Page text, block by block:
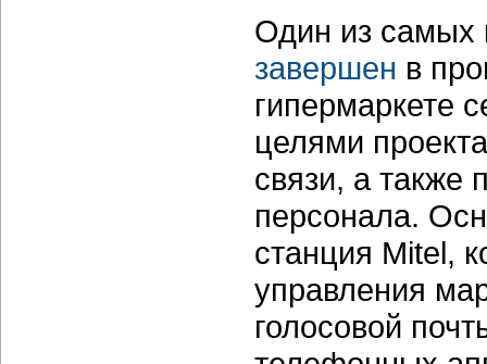
Один из самых
завершен в
гипермаркете
целями
связи, а
персонала.
станция Mitel,
управления
голосовой